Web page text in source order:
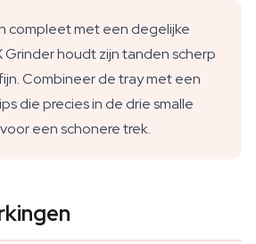
compleet met een degelijke
Grinder houdt zijn tanden scherp
Combineer de tray met een
die precies in de drie smalle
een schonere trek.